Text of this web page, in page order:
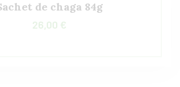
de chaga 84g
26,00 €